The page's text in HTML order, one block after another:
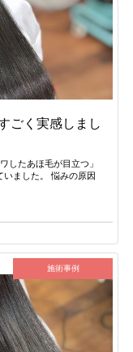
ごく実感しまし
したあほ毛が目立つ」
いました。 悩みの原因
施術事例